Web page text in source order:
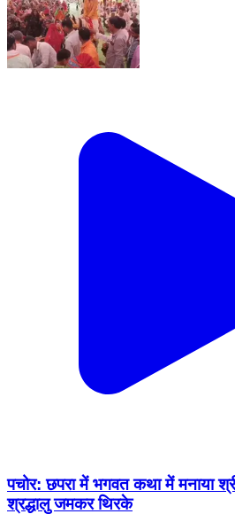
पचोर: छपरा में भगवत कथा में मनाया
श्रद्धालु जमकर थिरके